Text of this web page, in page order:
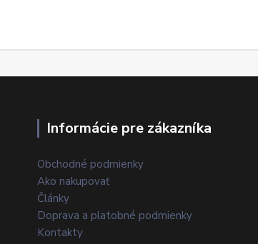
Informácie pre zákazníka
Obchodné podmienky
Ako nakupovať
Články
Doprava a platobné podmienky
Kontakty